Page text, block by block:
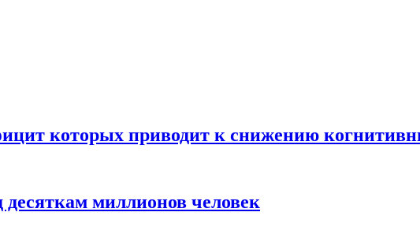
которых приводит к снижению
миллионов человек